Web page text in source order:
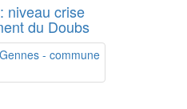
niveau crise
du Doubs